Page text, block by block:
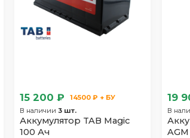
15 200 ₽
14500 ₽ + БУ
В наличии 3 шт.
Аккумулятор TAB Magic
100 Ач
19
В